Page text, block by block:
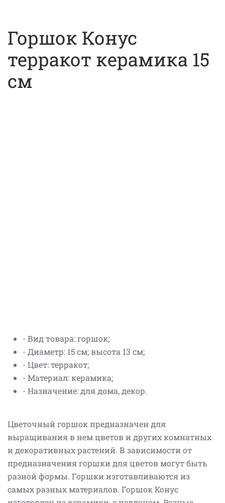
Горшок Конус
терракот керамика 15
см
- Вид товара: горшок;
- Диаметр: 15 см; высота 13 см;
- Цвет: терракот;
- Материал: керамика;
- Назначение: для дома, декор.
Цветочный горшок предназначен для
выращивания в нем цветов и других комнатных
и декоративных растений. В зависимости от
предназначения горшки для цветов могут быть
разной формы. Горшки изготавливаются из
самых разных материалов. Горшок Конус